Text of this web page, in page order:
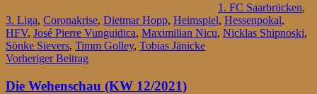
1. FC Saarbrücken,
3. Liga, Coronakrise, Dietmar Hopp, Heimspiel, Hessenpokal,
HFV, José Pierre Vunguidica, Maximilian Nicu, Nicklas Shipnoski,
Sönke Sievers, Timm Golley, Tobias Jänicke
Beitragsnavigation
Vorheriger Beitrag
Die Wehenschau (KW 12/2021)